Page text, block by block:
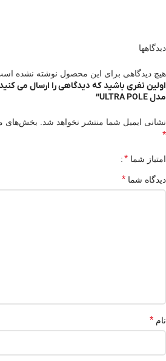
دیدگاهها
هیچ دیدگاهی برای این محصول نوشته نشده
مدل ULTRA POLE”
نشانی ایمیل شما منتشر نخواهد شد. بخش‌های
*
امتیاز شما *
دیدگاه شما *
نام *